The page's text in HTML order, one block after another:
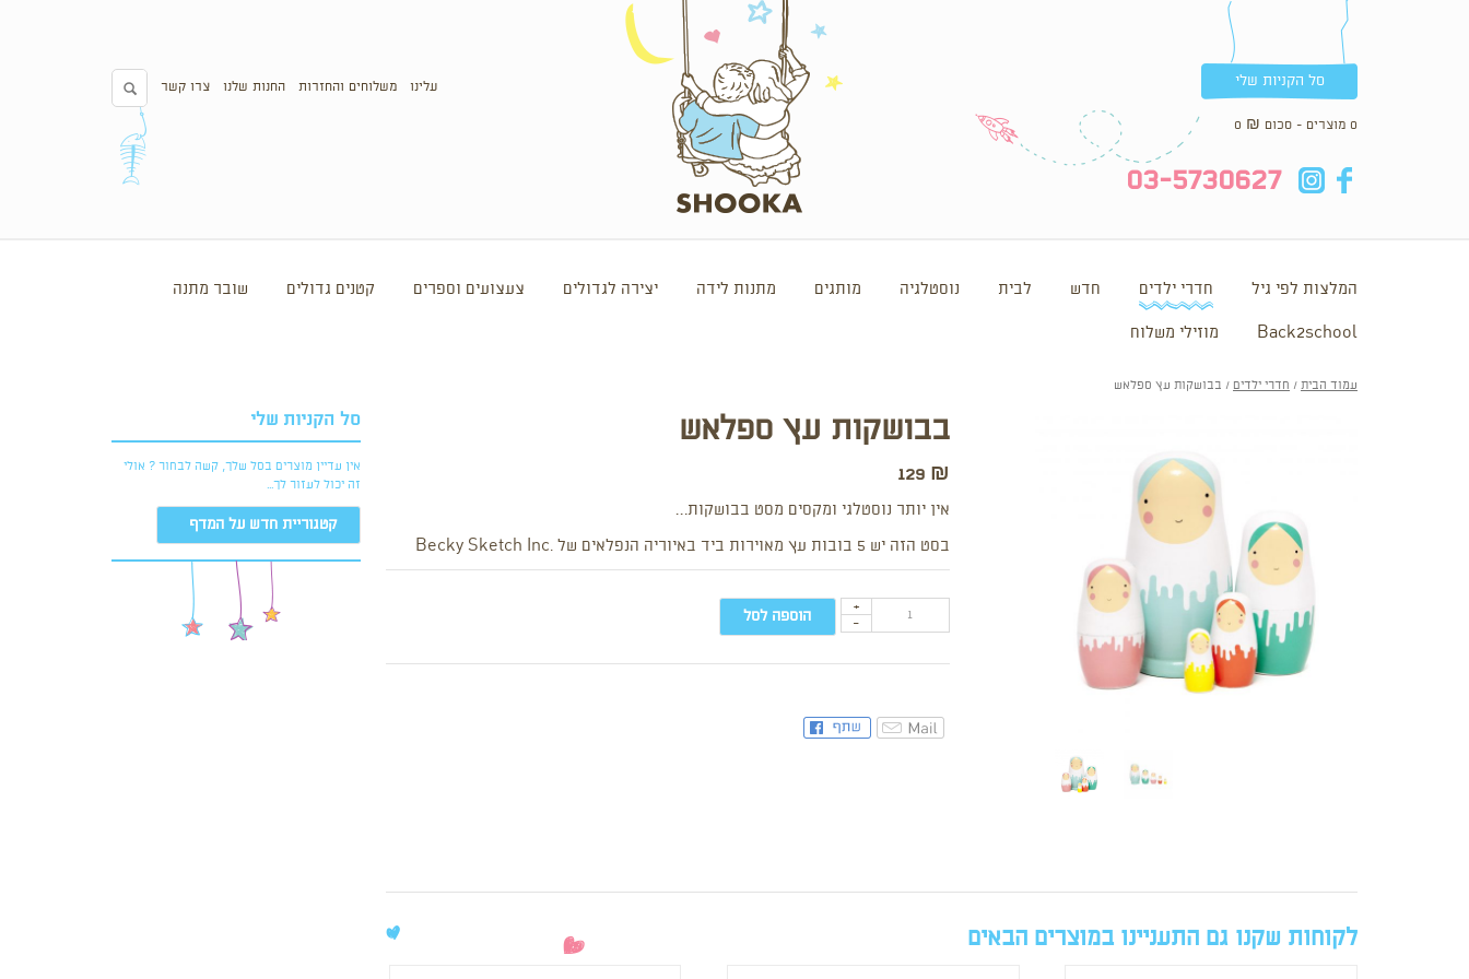
עלינו משלוחים והחזרות החנות שלנו צרו קשר סל הקניות שלי
0 מוצרים - סכום 0 ₪
fb
in
03-5730627
המלצות לפי גיל חדרי ילדים חדש לבית נוסטלגיה מותגים מתנות לידה יצירה לגדולים צעצועים וספרים קטנים גדולים
Back2school מוזילי משלוח
שובר מתנה
עמוד הבית / חדרי ילדים / בבושקות עץ ספלאש
בבושקות עץ ספלאש
129 ₪
אין יותר נוסטלגי ומקסים מסט בבושקות…
בסט הזה יש 5 בובות עץ מאוירות ביד באיוריה הנפלאים של .Becky Sketch Inc
-
+ הוספה לסל
סל הקניות שלי
אין עדיין מוצרים בסל שלך, קשה לבחור ? אולי
זה יכול לעזור לך...
קטגוריית חדש על המדף
לקוחות שקנו גם התעניינו במוצרים הבאים